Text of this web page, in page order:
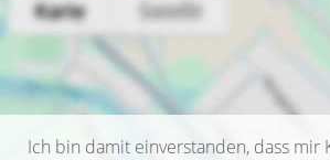
Ich bin damit einverstanden, dass mir